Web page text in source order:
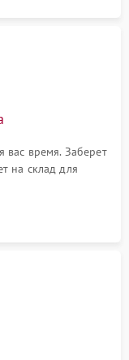
вас время. Заберет
на склад для